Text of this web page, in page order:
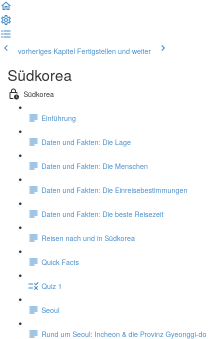
vorheriges Kapitel Fertigstellen und weiter
Südkorea
Südkorea
Einführung
Daten und Fakten: Die Lage
Daten und Fakten: Die Menschen
Daten und Fakten: Die Einreisebestimmungen
Daten und Fakten: Die beste Reisezeit
Reisen nach und in Südkorea
Quick Facts
Quiz 1
Seoul
Rund um Seoul: Incheon & die Provinz Gyeonggi-do